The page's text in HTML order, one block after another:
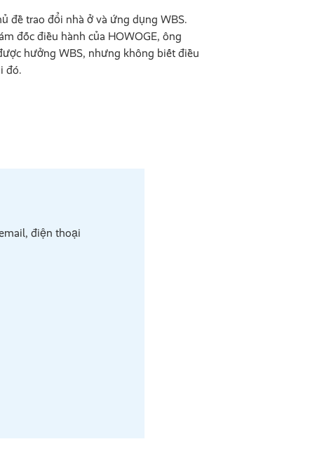
đề trao đổi nhà ở và ứng dụng WBS.
đốc điều hành của HOWOGE, ông
hưởng WBS, nhưng không biết điều
đó.
điện thoại